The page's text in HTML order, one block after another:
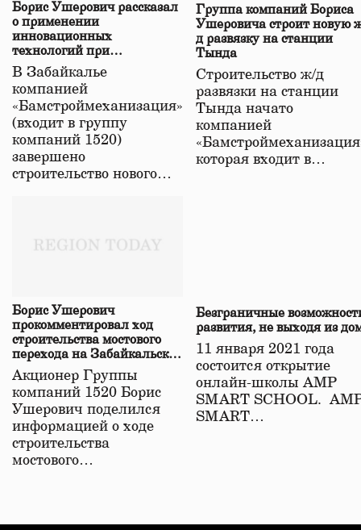
Борис Ушерович рассказал
о применении
инновационных
технологий при
строительстве нового моста
в Забайкалье
В Забайкалье
компанией
«Бамстроймеханизация»
(входит в группу
компаний 1520)
завершено
строительство нового…
Группа компаний Бориса
Ушеровича строит новую
д развязку на станции
Тында
Строительство ж/д
развязки на станции
Тында начато
компанией
которая входит в…
Борис Ушерович
прокомментировал ход
строительства мостового
перехода на Забайкальской
железной дороге
Акционер Группы
компаний 1520 Борис
Ушерович поделился
информацией о ходе
строительства
мостового…
Безграничные
развития, не выходя из
11 января 2021 года
состоится открытие
онлайн-школы АМР
SMART SCHOOL.
SMART…